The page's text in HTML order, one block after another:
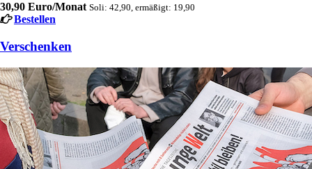
30,90 Euro/Monat Soli: 42,90, ermäßigt: 19,90
Bestellen
Verschenken